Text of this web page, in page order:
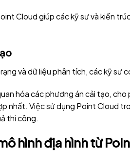
Cloud giúp các kỹ sư và kiến
và dữ liệu phân tích, các kỹ sư
hóa các phương án cải tạo,
nhất. Việc sử dụng Point Cloud
thi công.
hình địa hình từ